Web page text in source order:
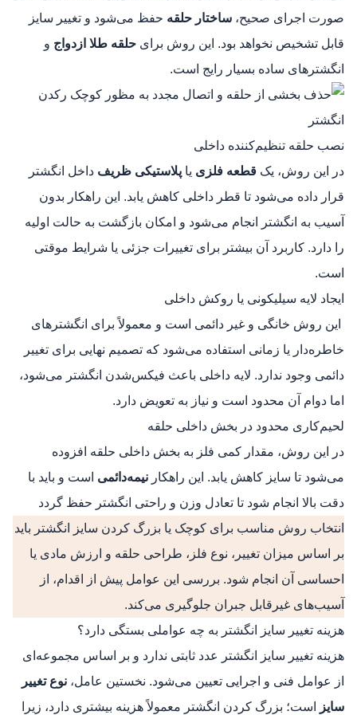
صورت اجرای صحیح، ساختار حلقه حفظ می‌شود و تغییر سایز
قابل تشخیص نخواهد بود. این روش برای حلقه‌ طلا ازدواج و
انگشترهای ساده بسیار رایج است.
نصب حلقه تنظیم‌کننده داخلی
در این روش، یک قطعه فلزی یا پلاستیکی ظریف داخل انگشتر
قرار داده می‌شود تا قطر داخلی کاهش یابد. این راهکار بدون
آسیب به انگشتر انجام می‌شود و امکان بازگشت به حالت اولیه
را دارد. کاربرد آن بیشتر برای تغییرات جزئی یا شرایط موقتی
است.
ایجاد لایه سیلیکونی یا روکش داخلی
این روش خانگی و غیر دائمی است و معمولاً برای انگشترهای
خاطره‌دار یا زمانی استفاده می‌شود که تصمیم نهایی برای تغییر
دائمی وجود ندارد. لایه داخلی باعث فیکس‌شدن انگشتر می‌شود،
اما دوام آن محدود است و نیاز به تعویض دارد.
لحیم‌کاری محدود در بخش داخلی حلقه
در این روش، مقدار کمی فلز به بخش داخلی حلقه افزوده
می‌شود تا سایز کاهش یابد. این راهکار نیمه‌دائمی است و باید با
دقت بالا انجام شود تا تعادل وزن و راحتی انگشتر حفظ گردد
انتخاب روش مناسب برای کوچک یا بزرگ کردن سایز انگشتر باید
بر اساس میزان تغییر، نوع فلز، طراحی حلقه و ارزش مادی یا
احساسی آن انجام شود. بررسی این عوامل پیش از اقدام، از
آسیب‌های غیرقابل جبران جلوگیری می‌کند.
هزینه تغییر سایز انگشتر به چه عواملی بستگی دارد؟
هزینه تغییر سایز انگشتر عدد ثابتی ندارد و بر اساس مجموعه‌ای
از عوامل فنی و اجرایی تعیین می‌شود. نخستین عامل، نوع تغییر
سایز
است؛ بزرگ‌ کردن انگشتر معمولاً هزینه بیشتری دارد، زیرا